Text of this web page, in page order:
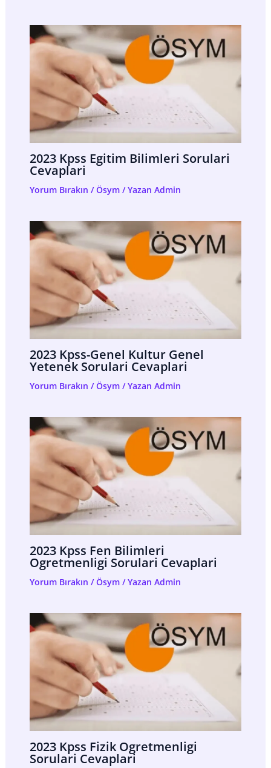
2023 Kpss Egitim Bilimleri Sorulari
Cevaplari
Yorum Bırakın /Ösym/ Yazan Admin
2023 Kpss-Genel Kultur Genel
Yetenek Sorulari Cevaplari
Yorum Bırakın /Ösym/ Yazan Admin
2023 Kpss Fen Bilimleri
Ogretmenligi Sorulari Cevaplari
Yorum Bırakın /Ösym/ Yazan Admin
2023 Kpss Fizik Ogretmenligi
Sorulari Cevaplari